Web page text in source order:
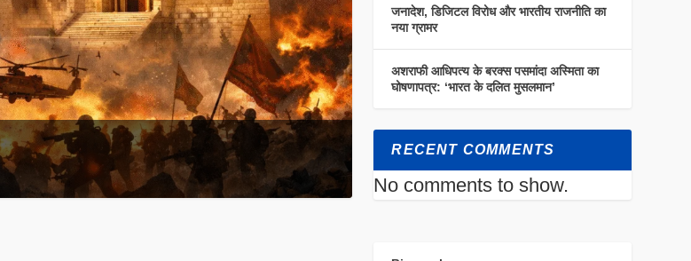
जनादेश, डिजिटल विरोध और भारतीय राजनीति का
नया ग्रामर
अशराफी आधिपत्य के बरक्स पसमांदा अस्मिता का
घोषणापत्र: ‘भारत के दलित मुसलमान’
RECENT COMMENTS
No comments to show.